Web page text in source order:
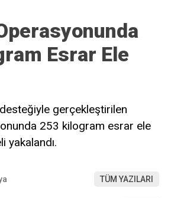
Esrar Ele
gerçekleştirilen
253 kilogram esrar ele
yakalandı.
TÜM YAZILARI